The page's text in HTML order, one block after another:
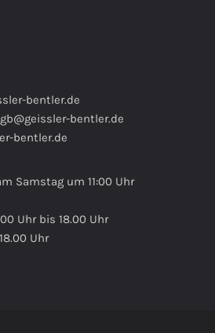
bentler.de
bentler.de
bentler.de
Samstag um 11:00 Uhr
Uhr bis 18.00 Uhr
Uhr